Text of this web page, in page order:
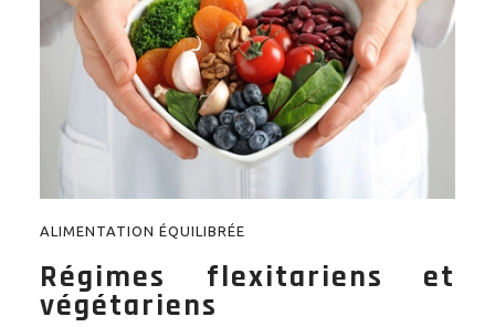
ALIMENTATION ÉQUILIBRÉE
Régimes flexitariens et
végétariens